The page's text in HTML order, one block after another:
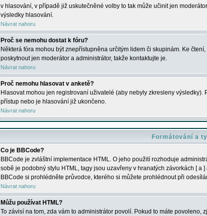
v hlasování, v případě již uskutečněné volby to tak může učinit jen
výsledky hlasování.
Návrat nahoru
Proč se nemohu dostat k fóru?
Některá fóra mohou být znepřístupněna určitým lidem či skupinám. Ke
poskytnout jen moderátor a administrátor, takže kontaktujte je.
Návrat nahoru
Proč nemohu hlasovat v anketě?
Hlasovat mohou jen registrovaní uživatelé (aby nebyly zkresleny
přístup nebo je hlasování již ukončeno.
Návrat nahoru
Formátování a
Co je BBCode?
BBCode je zvláštní implementace HTML. O jeho použití rozhoduje
sobě je podobný stylu HTML, tagy jsou uzavřeny v hranatých závorkách [
BBCode si prohlédněte průvodce, kterého si můžete prohlédnout při
Návrat nahoru
Můžu používat HTML?
To závisí na tom, zda vám to administrátor povolí. Pokud to máte povoleno,